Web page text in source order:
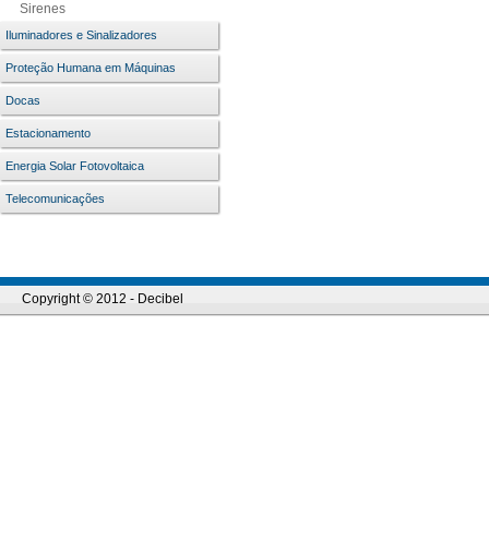
Sirenes
Iluminadores e Sinalizadores
Proteção Humana em Máquinas
Docas
Estacionamento
Energia Solar Fotovoltaica
Telecomunicações
Copyright © 2012 - Decibel